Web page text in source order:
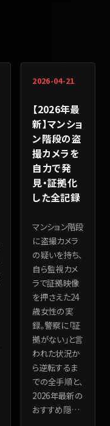
2026-04-21
【2026年最
新】マンショ
ン階段の盗
撮カメラを
自力で発
見・証拠化
した全記録
マンション階段
に盗撮カメラ
の疑いを持ち、
自ら監視カメ
ラで証拠映像
を押さえた24
歳女性の実
録。警察に「証
拠がない」と言
われた状況か
ら逆転するま
での全手順と、
2026年最新の
おすすめ隠…